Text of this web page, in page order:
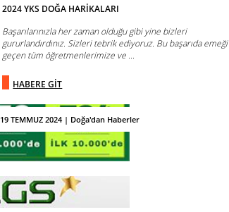
19 TEMMUZ 2024 | Doğa'dan Haberler
2024 YKS DOĞA HARİKALARI
Başarılarınızla her zaman olduğu gibi yine bizleri
gururlandırdınız. Sizleri tebrik ediyoruz. Bu başarıda emeği
geçen tüm öğretmenlerimize ve ...
HABERE GİT